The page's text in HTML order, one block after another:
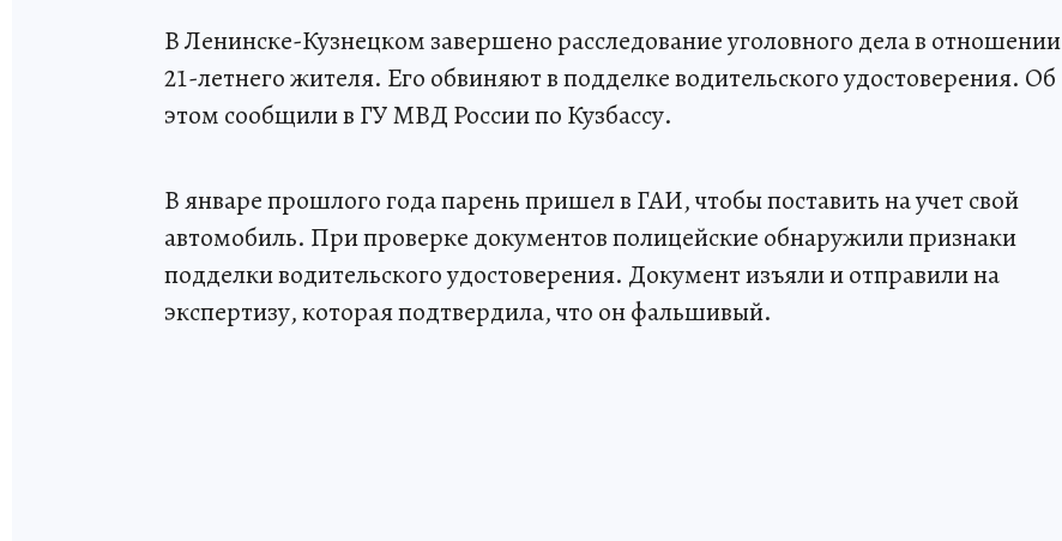
В Ленинске-Кузнецком завершено расследование уголовного дела в отношении
21-летнего жителя. Его обвиняют в подделке водительского удостоверения. Об
этом сообщили в ГУ МВД России по Кузбассу.
В январе прошлого года парень пришел в ГАИ, чтобы поставить на учет свой
автомобиль. При проверке документов полицейские обнаружили признаки
подделки водительского удостоверения. Документ изъяли и отправили на
экспертизу, которая подтвердила, что он фальшивый.